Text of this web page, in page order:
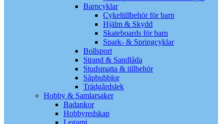
Barncyklar
Cykeltillbehör för barn
Hjälm & Skydd
Skateboards för barn
Spark- & Springcyklar
Bollsport
Strand & Sandlåda
Studsmatta & tillbehör
Såpbubblor
Trädgårdslek
Hobby & Samlarsaker
Badankor
Hobbyredskap
Legami